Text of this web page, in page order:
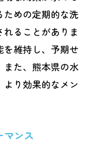
ための定期的な洗
ることがありま
維持し、予期せ
また、熊本県の水
り効果的なメン
マンス